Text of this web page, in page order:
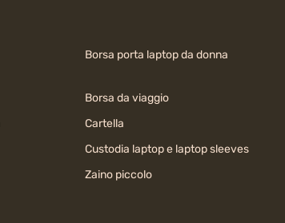
Borsa porta laptop da donna
Borsa da viaggio
Cartella
Custodia laptop e laptop sleeves
Zaino piccolo